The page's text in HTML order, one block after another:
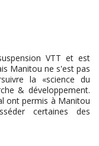
VTT et est
Manitou ne s'est pas
la «science du
& développement.
ont permis à Manitou
certaines des